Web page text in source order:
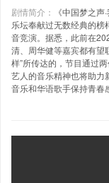
剧情简介：
《中国梦之
乐坛奉献过无数经典的
音竞演。据悉，此前在
清、周华健等嘉宾都有望
样”所传达的，节目通过
艺人的音乐精神也将助力
音乐和华语歌手保持青春